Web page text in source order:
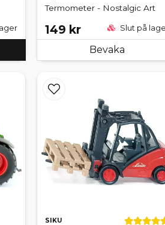
Termometer - Nostalgic Art
149 kr Slut på
Bevaka
SIKU